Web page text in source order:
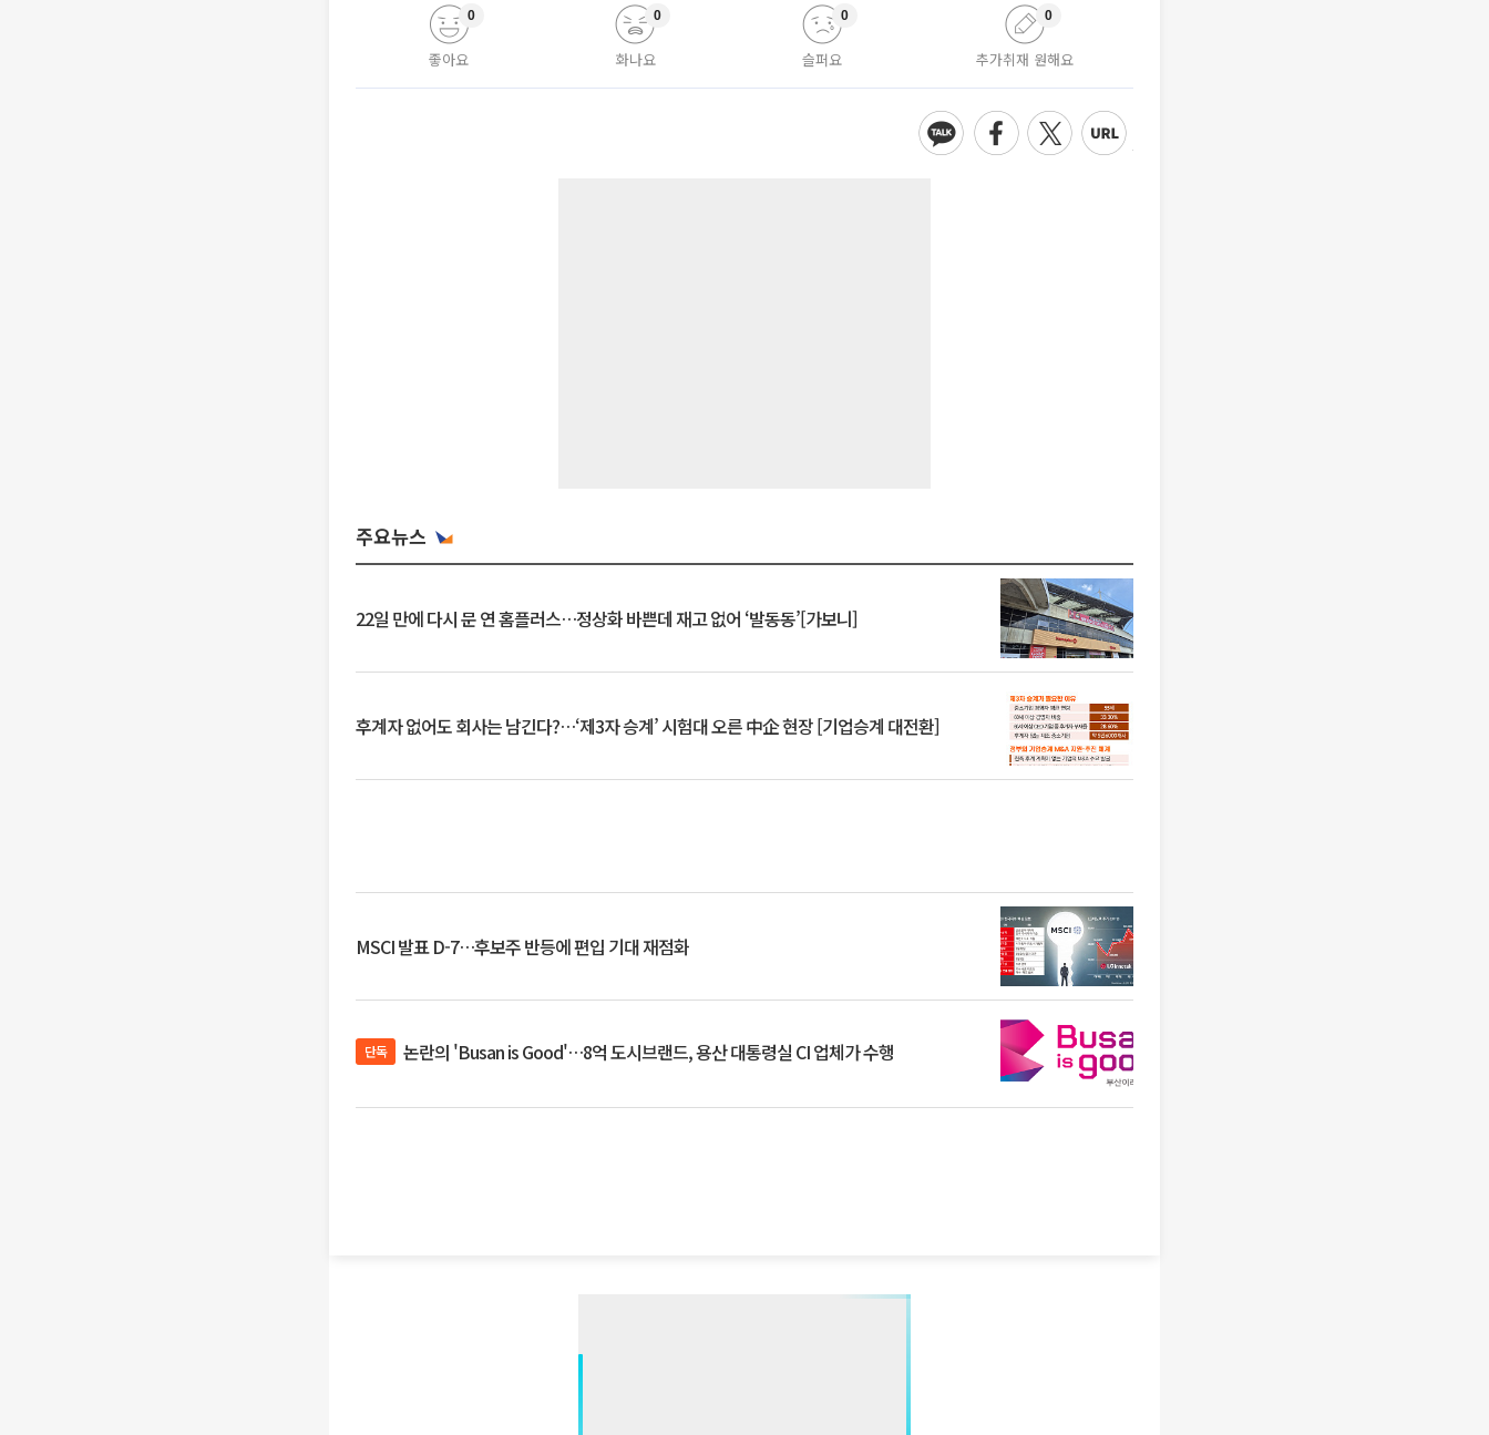
좋아요
0
화나요
0
슬퍼요
0
추가취재 원해요
0
주요뉴스
22일 만에 다시 문 연 홈플러스…정상화 바쁜데 재고 없어 ‘발동동’[가보니]
후계자 없어도 회사는 남긴다?…‘제3자 승계’ 시험대 오른 中企 현장 [기업승계 대전환]
MSCI 발표 D-7…후보주 반등에 편입 기대 재점화
단독 논란의 'Busan is Good'…8억 도시브랜드, 용산 대통령실 CI 업체가 수행